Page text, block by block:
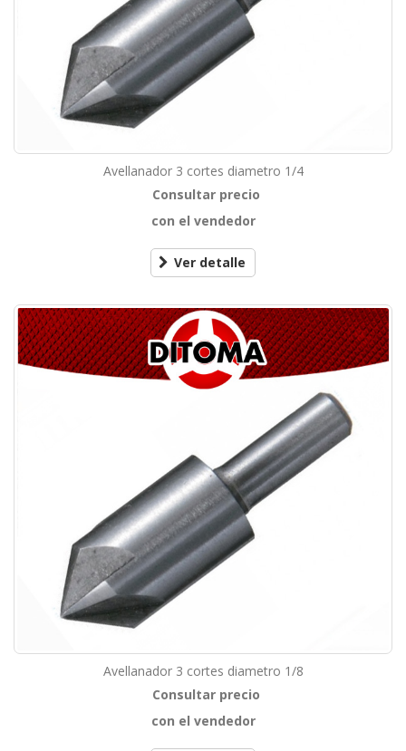
Avellanador 3 cortes diametro 1/4
Consultar precio
con el vendedor
Ver detalle
Avellanador 3 cortes diametro 1/8
Consultar precio
con el vendedor